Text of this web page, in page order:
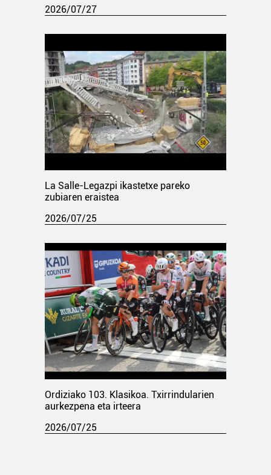
2026/07/27
La Salle-Legazpi ikastetxe pareko
zubiaren eraistea
2026/07/25
Ordiziako 103. Klasikoa. Txirrindularien
aurkezpena eta irteera
2026/07/25